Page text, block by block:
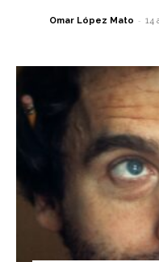
Omar López Mato - 14